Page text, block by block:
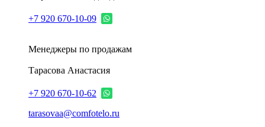
+7 920 670-10-09
Менеджеры по продажам
Тарасова Анастасия
+7 920 670-10-62
tarasovaa@comfotelo.ru